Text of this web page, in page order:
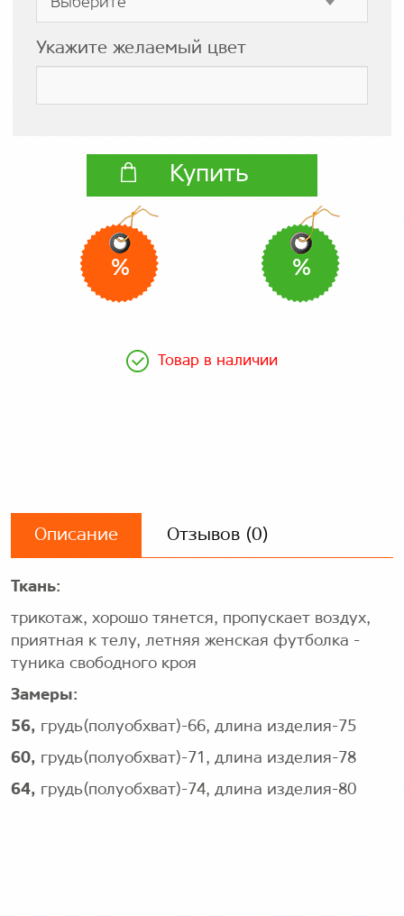
Укажите желаемый цвет
Купить
% %
Товар в наличии
Описание Отзывов (0)
Ткань:
трикотаж, хорошо тянется, пропускает воздух,
приятная к телу, летняя женская футболка -
туника свободного кроя
Замеры:
56, грудь(полуобхват)-66, длина изделия-75
60, грудь(полуобхват)-71, длина изделия-78
64, грудь(полуобхват)-74, длина изделия-80